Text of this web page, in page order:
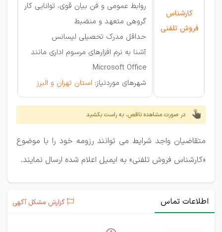
کارشناس
فروش تلفنی
روابط عمومی و فن بیان قوی، توانایی کار
گروهی متعهد و منضبط
حداقل مدرک تحصیلی لیسانس
آشنا به نرم افزارهای مرسوم اداری مانند
Microsoft Office
شهرهای موردنیاز: استان تهران و البرز
در صورت مشاهده ناقص، به راست بکشید
متقاضیان واجد شرایط می توانند رزومه خود را با موضوع
«کارشناس فروش تلفنی» به ایمیل اعلام شده ارسال نمایند.
اطلاعات تماس گزارش مشکل آگهی